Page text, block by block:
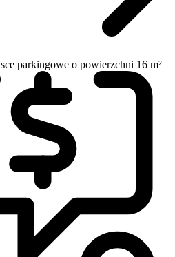
parkingowe o powierzchni 16 m²